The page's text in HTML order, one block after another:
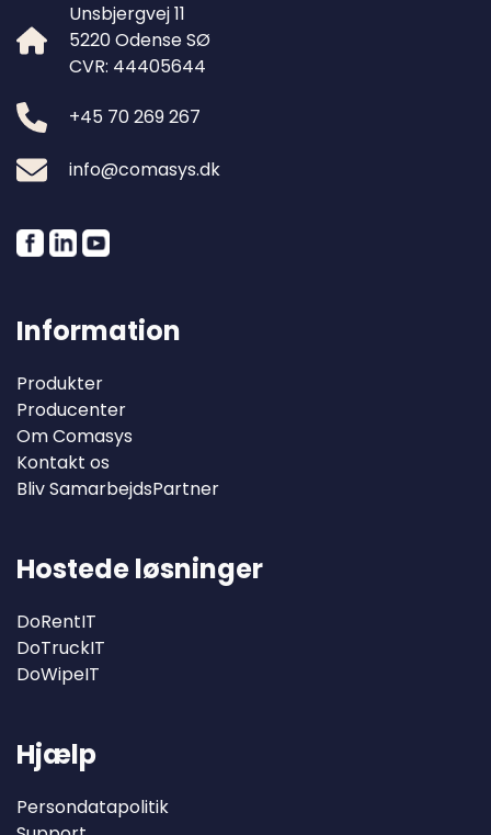
Unsbjergvej 11
5220 Odense SØ
CVR: 44405644
+45 70 269 267
info@comasys.dk
Information
Produkter
Producenter
Om Comasys
Kontakt os
Bliv SamarbejdsPartner
Hostede løsninger
DoRentIT
DoTruckIT
DoWipeIT
Hjælp
Persondatapolitik